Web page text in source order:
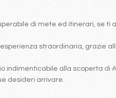
di mete ed itinerari, se ti
straordinaria, grazie
indimenticabile alla scoperta di
desideri arrivare.